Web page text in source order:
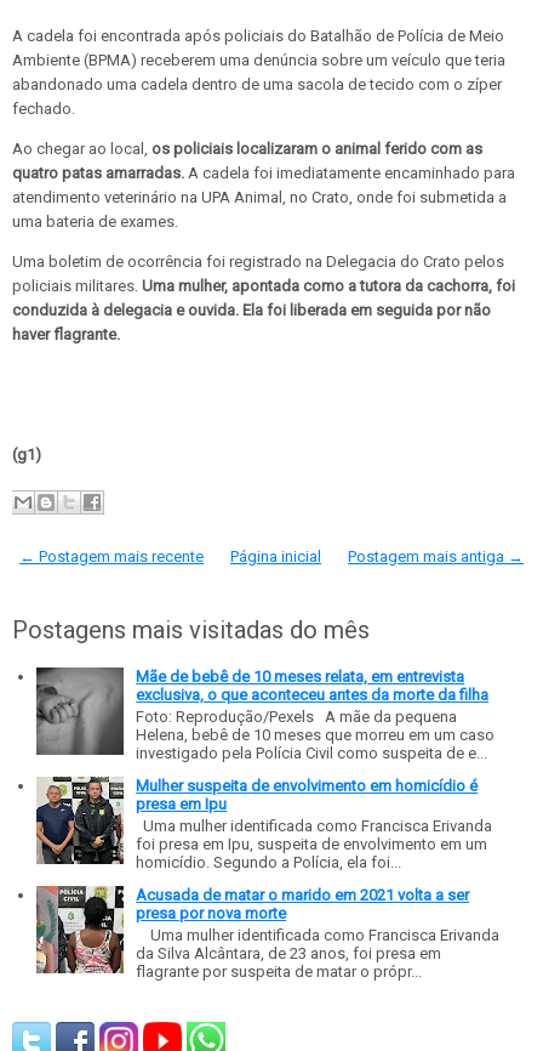
A cadela foi encontrada após policiais do Batalhão de Polícia de Meio
Ambiente (BPMA) receberem uma denúncia sobre um veículo que teria
abandonado uma cadela dentro de uma sacola de tecido com o zíper
fechado.
Ao chegar ao local, os policiais localizaram o animal ferido com as
quatro patas amarradas. A cadela foi imediatamente encaminhado para
atendimento veterinário na UPA Animal, no Crato, onde foi submetida a
uma bateria de exames.
Uma boletim de ocorrência foi registrado na Delegacia do Crato pelos
policiais militares. Uma mulher, apontada como a tutora da cachorra, foi
conduzida à delegacia e ouvida. Ela foi liberada em seguida por não
haver flagrante.
(g1)
← Postagem mais recente Postagem mais antiga →
Página inicial
Postagens mais visitadas do mês
Mãe de bebê de 10 meses relata, em entrevista
exclusiva, o que aconteceu antes da morte da filha
Foto: Reprodução/Pexels A mãe da pequena
Helena, bebê de 10 meses que morreu em um caso
investigado pela Polícia Civil como suspeita de e...
Mulher suspeita de envolvimento em homicídio é
presa em Ipu
Uma mulher identificada como Francisca Erivanda
foi presa em Ipu, suspeita de envolvimento em um
homicídio. Segundo a Polícia, ela foi...
Acusada de matar o marido em 2021 volta a ser
presa por nova morte
Uma mulher identificada como Francisca Erivanda
da Silva Alcântara, de 23 anos, foi presa em
flagrante por suspeita de matar o própr...